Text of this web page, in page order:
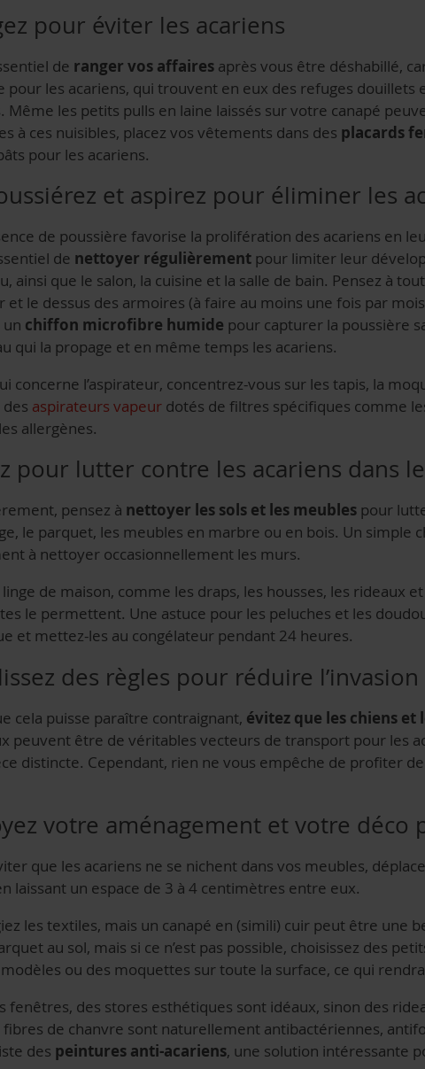
pour éviter les acariens
de ranger vos affaires après vous être déshabillé,
pour les acariens, qui trouvent en eux des refuges
Même les petits pulls en laine laissés sur votre canapé
à ces nuisibles, placez vos vêtements dans des placards
pour les acariens.
et aspirez pour éliminer les
de poussière favorise la prolifération des acariens en
de nettoyer régulièrement pour limiter leur
ainsi que le salon, la cuisine et la salle de bain. Pensez à
et le dessus des armoires (à faire au moins une fois par
un chiffon microfibre humide pour capturer la poussière
qui la propage et en même temps les acariens.
concerne l’aspirateur, concentrez-vous sur les tapis, la
aspirateurs vapeur dotés de filtres spécifiques comme
allergènes.
pour lutter contre les acariens dans
pensez à nettoyer les sols et les meubles pour
le parquet, les meubles en marbre ou en bois. Un simple
à nettoyer occasionnellement les murs.
de maison, comme les draps, les housses, les rideaux
le permettent. Une astuce pour les peluches et les
et mettez-les au congélateur pendant 24 heures.
des règles pour réduire
cela puisse paraître contraignant, évitez que les chiens et
peuvent être de véritables vecteurs de transport pour les
distincte. Cependant, rien ne vous empêche de profiter
votre aménagement et votre déco
que les acariens ne se nichent dans vos meubles,
laissant un espace de 3 à 4 centimètres entre eux.
les textiles, mais un canapé en (simili) cuir peut être une
au sol, mais si ce n’est pas possible, choisissez des
ou des moquettes sur toute la surface, ce qui
fenêtres, des stores esthétiques sont idéaux, sinon des
fibres de chanvre sont naturellement antibactériennes,
des peintures anti-acariens, une solution intéressante